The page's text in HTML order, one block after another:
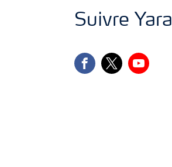
Suivre Yara
facebooktwitteryoutube